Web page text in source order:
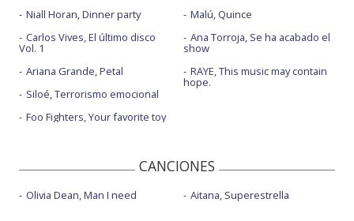
Niall Horan, Dinner party
Carlos Vives, El último disco
Vol. 1
Ariana Grande, Petal
Siloé, Terrorismo emocional
Foo Fighters, Your favorite toy
Malú, Quince
Ana Torroja, Se ha acabado el
show
RAYE, This music may contain
hope.
CANCIONES
Olivia Dean, Man I need Aitana, Superestrella